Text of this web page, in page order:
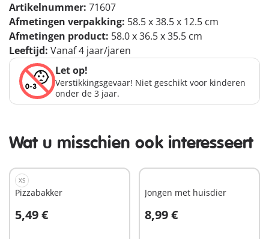
Artikelnummer: 71607
Afmetingen verpakking: 58.5 x 38.5 x 12.5 cm
Afmetingen product: 58.0 x 36.5 x 35.5 cm
Leeftijd: Vanaf 4 jaar/jaren
Let op!
Verstikkingsgevaar! Niet geschikt voor kinderen
onder de 3 jaar.
Wat u misschien ook interesseert
XS
Pizzabakker
5,49 €
In winkelwagen
Jongen met huisdier
8,99 €
In winkelwagen